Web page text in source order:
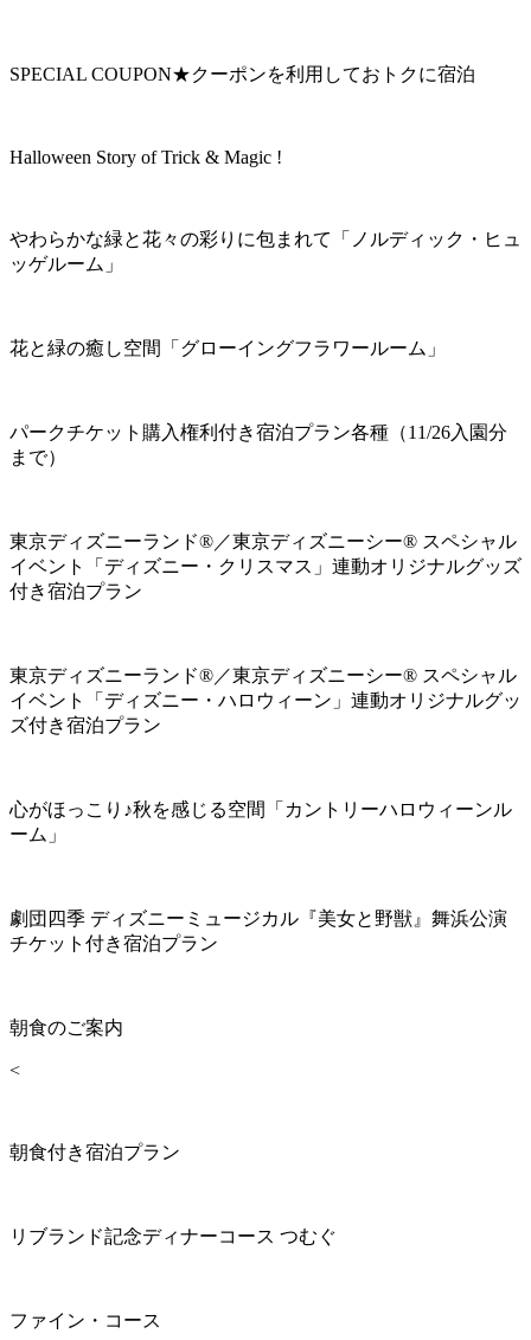
SPECIAL COUPON★クーポンを利用しておトクに宿泊
Halloween Story of Trick & Magic !
やわらかな緑と花々の彩りに包まれて「ノルディック・ヒュ
ッゲルーム」
花と緑の癒し空間「グローイングフラワールーム」
パークチケット購入権利付き宿泊プラン各種（11/26入園分
まで）
東京ディズニーランド®／東京ディズニーシー® スペシャル
イベント「ディズニー・クリスマス」連動オリジナルグッズ
付き宿泊プラン
東京ディズニーランド®／東京ディズニーシー® スペシャル
イベント「ディズニー・ハロウィーン」連動オリジナルグッ
ズ付き宿泊プラン
心がほっこり♪秋を感じる空間「カントリーハロウィーンル
ーム」
劇団四季 ディズニーミュージカル『美女と野獣』舞浜公演
チケット付き宿泊プラン
朝食のご案内
<
朝食付き宿泊プラン
リブランド記念ディナーコース つむぐ
ファイン・コース